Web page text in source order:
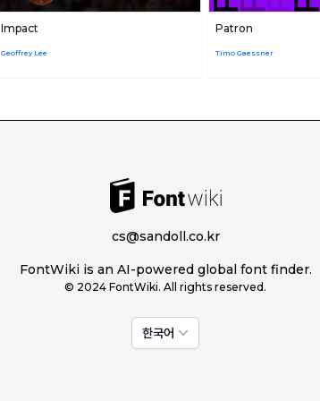
Impact
Geoffrey Lee
Patron
Timo Gaessner
cs@sandoll.co.kr
FontWiki is an AI-powered global font finder.
© 2024 FontWiki. All rights reserved.
한국어